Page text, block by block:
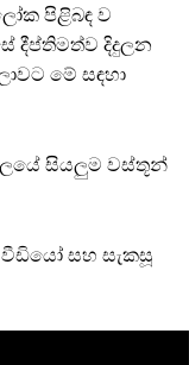
පිළිබඳ ව
දීප්තිමත්ව දිදුලන
මේ සඳහා
සියලුම වස්තූන්
සහ සැකසූ